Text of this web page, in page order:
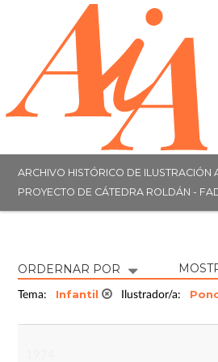
ARCHIVO HISTÓRICO DE ILUSTRACIÓN
PROYECTO DE CÁTEDRA ROLDÁN -
ORDERNAR POR
Tema: Infantil Ilustrador/a: